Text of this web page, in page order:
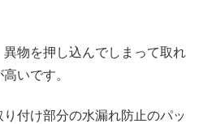
物を押し込んでしまって取れ
いです。
付け部分の水漏れ防止のパッ